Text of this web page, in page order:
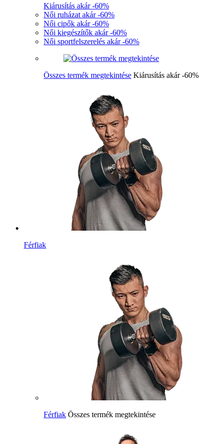
Kiárusítás akár -60%
Női ruházat akár -60%
Női cipők akár -60%
Női kiegészítők akár -60%
Női sportfelszerelés akár -60%
Összes termék megtekintése Kiárusítás akár -60%
Férfiak
Férfiak Összes termék megtekintése